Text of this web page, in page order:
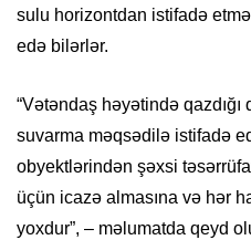
sulu horizontdan istifadə
edə bilərlər.
“Vətəndaş həyətində
suvarma məqsədilə istifadə
obyektlərindən şəxsi
üçün icazə almasına və hər
yoxdur”, – məlumatda qeyd